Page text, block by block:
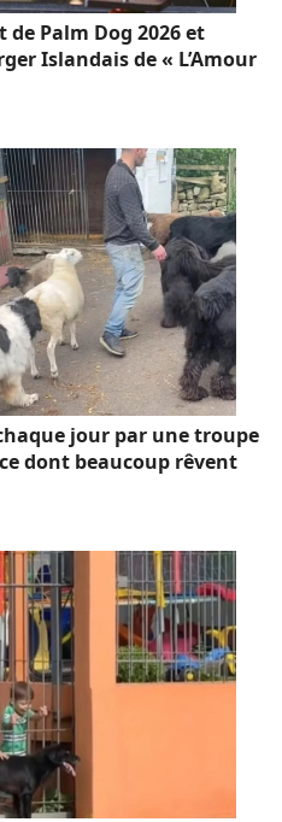
Palm Dog 2026 et
Islandais de « L’Amour
jour par une troupe
dont beaucoup rêvent